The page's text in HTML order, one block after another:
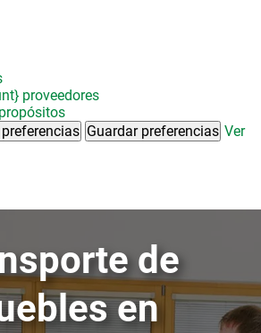
proveedores
Guardar preferencias Ver
de
en